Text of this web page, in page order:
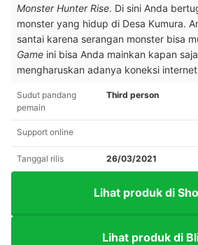
Monster Hunter Rise. Di sini Anda
monster yang hidup di Desa Kumura.
santai karena serangan monster bisa
Game ini bisa Anda mainkan kapan
mengharuskan adanya koneksi
Sudut pandang
pemain
Third person
Support online
Tanggal rilis 26/03/2021
Lihat produk di
Lihat produk di